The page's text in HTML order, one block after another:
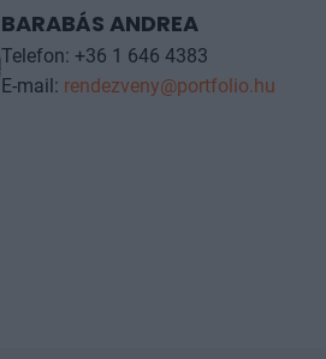
BARABÁS ANDREA
Telefon: +36 1 646 4383
E-mail: rendezveny@portfolio.hu